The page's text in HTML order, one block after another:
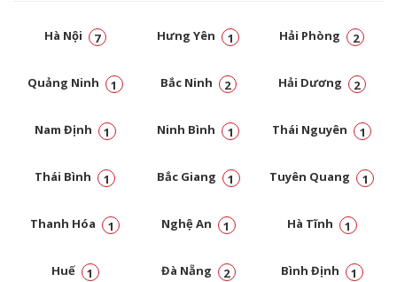
Hà Nội 7 Hưng Yên 1 Hải Phòng 2
Quảng Ninh 1 Bắc Ninh 2 Hải Dương 2
Nam Định 1 Ninh Bình 1 Thái Nguyên 1
Thái Bình 1 Bắc Giang 1 Tuyên Quang 1
Thanh Hóa 1 Nghệ An 1 Hà Tĩnh 1
Huế 1 Đà Nẵng 2 Bình Định 1